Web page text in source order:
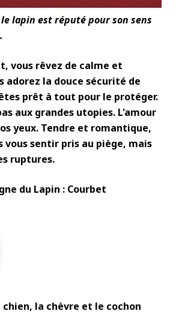
le lapin est réputé pour son sens
vous rêvez de calme et
adorez la douce sécurité de
prêt à tout pour le protéger.
aux grandes utopies. L'amour
yeux. Tendre et romantique,
vous sentir pris au piège, mais
ruptures.
du Lapin : Courbet
la chèvre et le cochon